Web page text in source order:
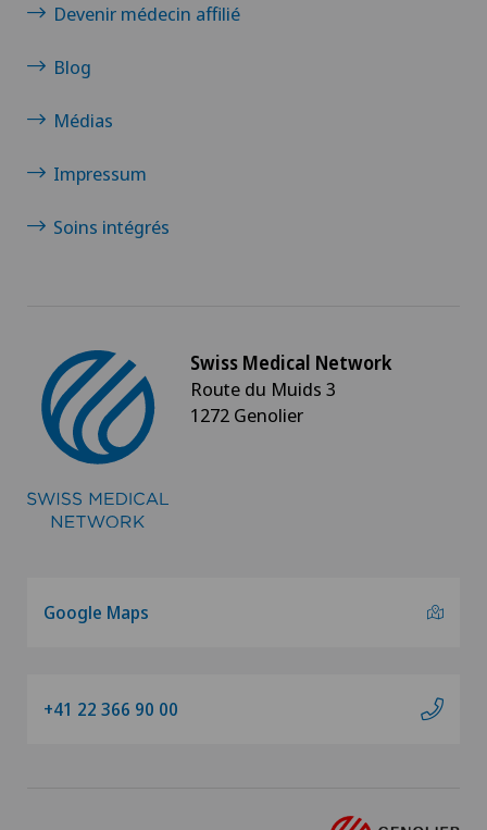
Devenir médecin affilié
Blog
Médias
Impressum
Soins intégrés
Swiss Medical Network
Route du Muids 3
1272 Genolier
Google Maps
+41 22 366 90 00